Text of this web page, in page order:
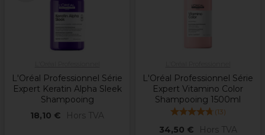
L'Oréal Professionnel Série
Expert Keratin Alpha Sleek
Shampooing
18,10 €
Hors TVA
L'Oréal Professionnel Série
Expert Vitamino Color
Shampooing 1500ml
(13)
34,50 € Hors TVA